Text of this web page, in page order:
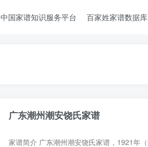
中国家谱知识服务平台 百家姓家谱数据库
广东潮州潮安饶氏家谱